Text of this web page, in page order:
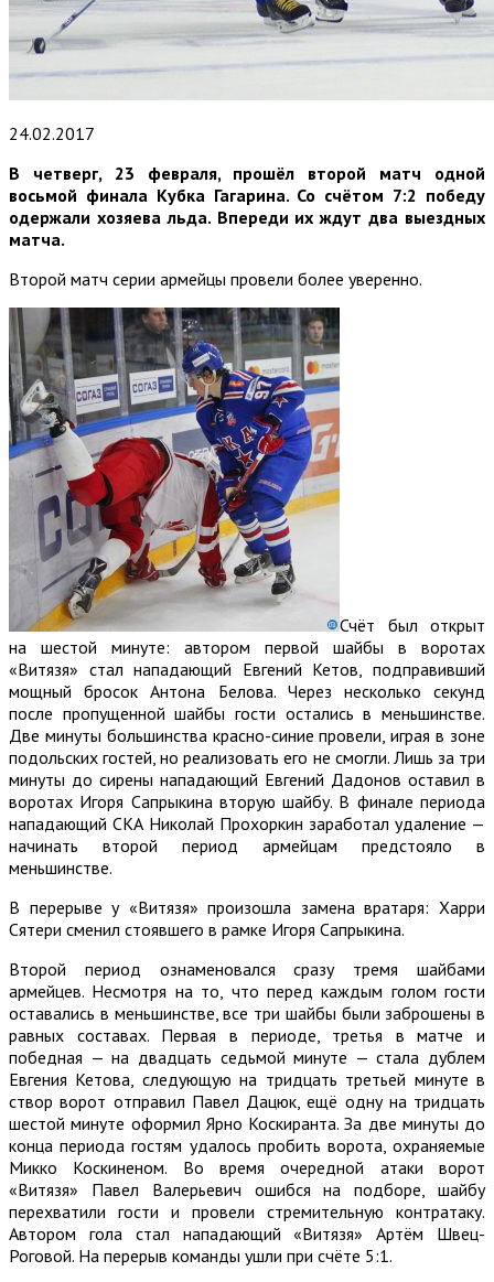
24.02.2017
В четверг, 23 февраля, прошёл второй матч одной
восьмой финала Кубка Гагарина. Со счётом 7:2 победу
одержали хозяева льда. Впереди их ждут два выездных
матча.
Второй матч серии армейцы провели более уверенно.
Счёт был открыт
на шестой минуте: автором первой шайбы в воротах
«Витязя» стал нападающий Евгений Кетов, подправивший
мощный бросок Антона Белова. Через несколько секунд
после пропущенной шайбы гости остались в меньшинстве.
Две минуты большинства красно-синие провели, играя в зоне
подольских гостей, но реализовать его не смогли. Лишь за три
минуты до сирены нападающий Евгений Дадонов оставил в
воротах Игоря Сапрыкина вторую шайбу. В финале периода
нападающий СКА Николай Прохоркин заработал удаление —
начинать второй период армейцам предстояло в
меньшинстве.
В перерыве у «Витязя» произошла замена вратаря: Харри
Сятери сменил стоявшего в рамке Игоря Сапрыкина.
Второй период ознаменовался сразу тремя шайбами
армейцев. Несмотря на то, что перед каждым голом гости
оставались в меньшинстве, все три шайбы были заброшены в
равных составах. Первая в периоде, третья в матче и
победная — на двадцать седьмой минуте — стала дублем
Евгения Кетова, следующую на тридцать третьей минуте в
створ ворот отправил Павел Дацюк, ещё одну на тридцать
шестой минуте оформил Ярно Коскиранта. За две минуты до
конца периода гостям удалось пробить ворота, охраняемые
Микко Коскиненом. Во время очередной атаки ворот
«Витязя» Павел Валерьевич ошибся на подборе, шайбу
перехватили гости и провели стремительную контратаку.
Автором гола стал нападающий «Витязя» Артём Швец-
Роговой. На перерыв команды ушли при счёте 5:1.